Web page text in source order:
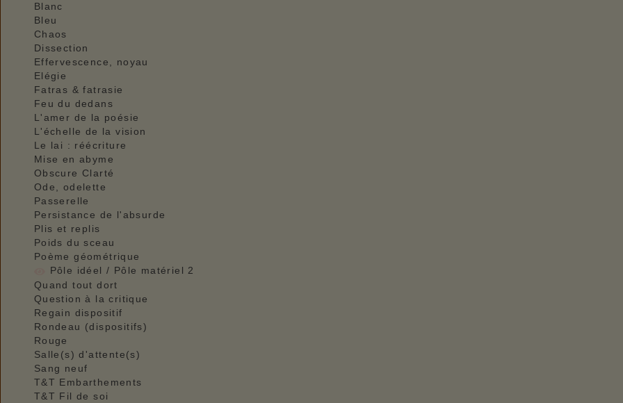
Blanc
Bleu
Chaos
Dissection
Effervescence, noyau
Elégie
Fatras & fatrasie
Feu du dedans
L'amer de la poésie
L'échelle de la vision
Le lai : réécriture
Mise en abyme
Obscure Clarté
Ode, odelette
Passerelle
Persistance de l'absurde
Plis et replis
Poids du sceau
Poème géométrique
Pôle idéel / Pôle matériel 2
Quand tout dort
Question à la critique
Regain dispositif
Rondeau (dispositifs)
Rouge
Salle(s) d'attente(s)
Sang neuf
T&T Embarthements
T&T Fil de soi